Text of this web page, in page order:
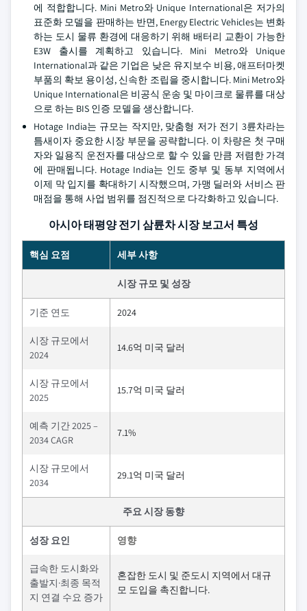
에 적합합니다. Mini Metro와 Unique International은 저가의
표준화 모델을 판매하는 반면, Energy Electric Vehicles는 변화
하는 도시 물류 환경에 대응하기 위해 배터리 교환이 가능한
E3W 출시를 계획하고 있습니다. Mini Metro와 Unique
International과 같은 기업은 낮은 유지보수 비용, 애프터마켓
부품의 확보 용이성, 신속한 조립을 중시합니다. Mini Metro와
Unique International은 비공식 운송 및 마이크로 물류를 대상
으로 하는 BIS 인증 모델을 생산합니다.
Hotage India는 규모는 작지만, 맞춤형 저가 전기 3륜차라는
틈새이자 중요한 시장 부문을 공략합니다. 이 차량은 첫 구매
자와 일용직 운전자를 대상으로 할 수 있을 만큼 저렴한 가격
에 판매됩니다. Hotage India는 인도 중부 및 동부 지역에서
이제 막 입지를 확대하기 시작했으며, 가맹 딜러와 서비스 판
매점을 통해 사업 범위를 점진적으로 다각화하고 있습니다.
아시아 태평양 전기 삼륜차 시장 보고서 특성
핵심 요점 세부 사항
시장 규모 및 성장
기준 연도 2024
시장 규모에서
2024
14.6억 미국 달러
시장 규모에서
2025
15.7억 미국 달러
예측 기간 2025 –
2034 CAGR
7.1%
시장 규모에서
2034
29.1억 미국 달러
주요 시장 동향
성장 요인 영향
급속한 도시화와
출발지·최종 목적
지 연결 수요 증가
혼잡한 도시 및 준도시 지역에서 대규
모 도입을 촉진합니다.